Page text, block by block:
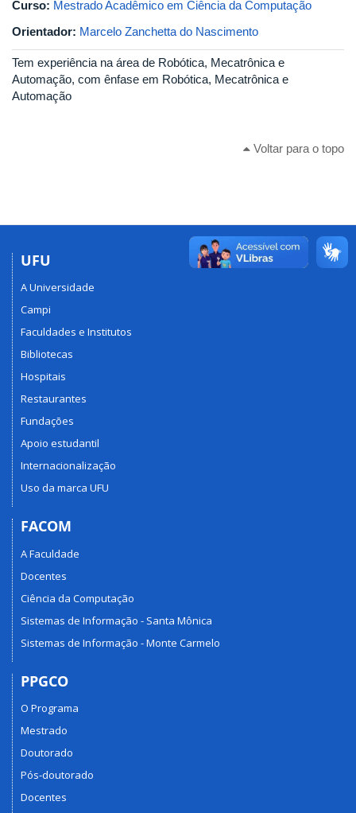
Curso: Mestrado Acadêmico em Ciência da Computação
Orientador: Marcelo Zanchetta do Nascimento
Tem experiência na área de Robótica, Mecatrônica e
Automação, com ênfase em Robótica, Mecatrônica e
Automação
Voltar para o topo
UFU
A Universidade
Campi
Faculdades e Institutos
Bibliotecas
Hospitais
Restaurantes
Fundações
Apoio estudantil
Internacionalização
Uso da marca UFU
FACOM
A Faculdade
Docentes
Ciência da Computação
Sistemas de Informação - Santa Mônica
Sistemas de Informação - Monte Carmelo
PPGCO
O Programa
Mestrado
Doutorado
Pós-doutorado
Docentes